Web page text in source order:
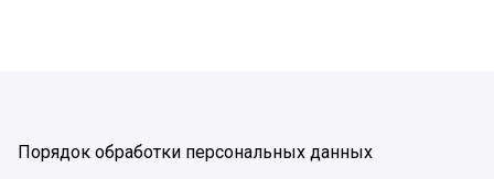
Порядок обработки персональных данных